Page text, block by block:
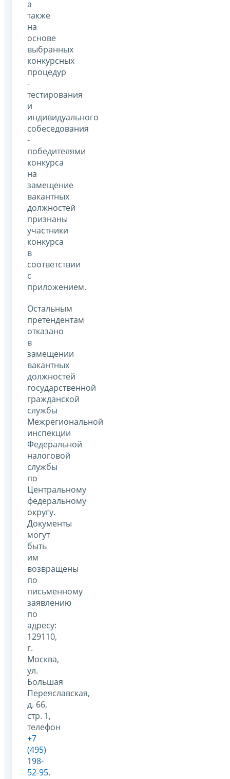
а
также
на
основе
выбранных
конкурсных
процедур
-
тестирования
и
индивидуального
собеседования
-
победителями
конкурса
на
замещение
вакантных
должностей
признаны
участники
конкурса
в
соответствии
с
приложением.
Остальным
претендентам
отказано
в
замещении
вакантных
должностей
государственной
гражданской
службы
Межрегиональной
инспекции
Федеральной
налоговой
службы
по
Центральному
федеральному
округу.
Документы
могут
быть
им
возвращены
по
письменному
заявлению
по
адресу:
129110,
г.
Москва,
ул.
Большая
Переяславская,
д. 66,
стр. 1,
телефон
+7
(495)
198-
52-95.